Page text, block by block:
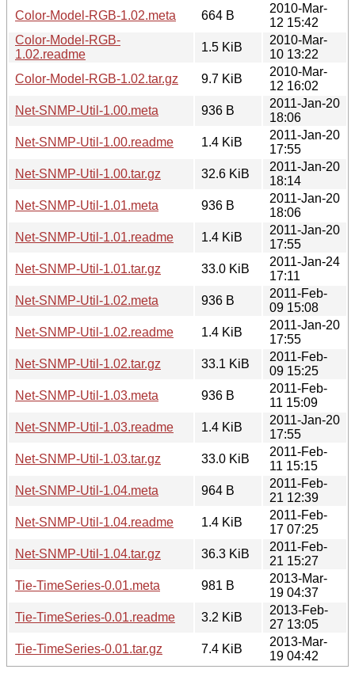
Color-Model-RGB-1.02.meta
664 B
2010-Mar-
12 15:42
Color-Model-RGB-
1.02.readme
1.5 KiB
2010-Mar-
10 13:22
Color-Model-RGB-1.02.tar.gz
9.7 KiB
2010-Mar-
12 16:02
Net-SNMP-Util-1.00.meta
936 B
2011-Jan-20
18:06
Net-SNMP-Util-1.00.readme
1.4 KiB
2011-Jan-20
17:55
Net-SNMP-Util-1.00.tar.gz
32.6 KiB
2011-Jan-20
18:14
Net-SNMP-Util-1.01.meta
936 B
2011-Jan-20
18:06
Net-SNMP-Util-1.01.readme
1.4 KiB
2011-Jan-20
17:55
Net-SNMP-Util-1.01.tar.gz
33.0 KiB
2011-Jan-24
17:11
Net-SNMP-Util-1.02.meta
936 B
2011-Feb-
09 15:08
Net-SNMP-Util-1.02.readme
1.4 KiB
2011-Jan-20
17:55
Net-SNMP-Util-1.02.tar.gz
33.1 KiB
2011-Feb-
09 15:25
Net-SNMP-Util-1.03.meta
936 B
2011-Feb-
11 15:09
Net-SNMP-Util-1.03.readme
1.4 KiB
2011-Jan-20
17:55
Net-SNMP-Util-1.03.tar.gz
33.0 KiB
2011-Feb-
11 15:15
Net-SNMP-Util-1.04.meta
964 B
2011-Feb-
21 12:39
Net-SNMP-Util-1.04.readme
1.4 KiB
2011-Feb-
17 07:25
Net-SNMP-Util-1.04.tar.gz
36.3 KiB
2011-Feb-
21 15:27
Tie-TimeSeries-0.01.meta
981 B
2013-Mar-
19 04:37
Tie-TimeSeries-0.01.readme
3.2 KiB
2013-Feb-
27 13:05
Tie-TimeSeries-0.01.tar.gz
7.4 KiB
2013-Mar-
19 04:42